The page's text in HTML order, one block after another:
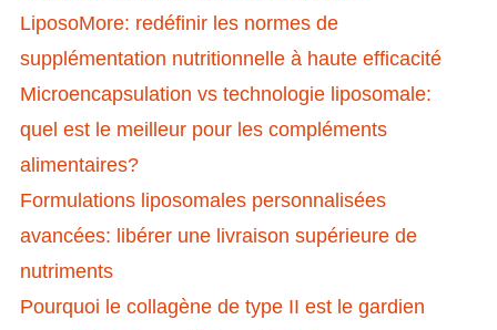
LiposoMore: redéfinir les normes de
supplémentation nutritionnelle à haute efficacité
Microencapsulation vs technologie liposomale:
quel est le meilleur pour les compléments
alimentaires?
Formulations liposomales personnalisées
avancées: libérer une livraison supérieure de
nutriments
Pourquoi le collagène de type II est le gardien